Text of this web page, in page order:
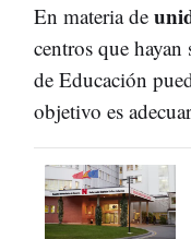
En materia de
centros que
de Educación
objetivo es